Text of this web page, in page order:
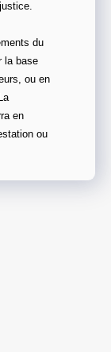
du
la base
ou en
en
ou